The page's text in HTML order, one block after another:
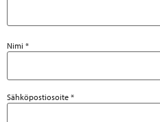
Nimi *
Sähköpostiosoite *